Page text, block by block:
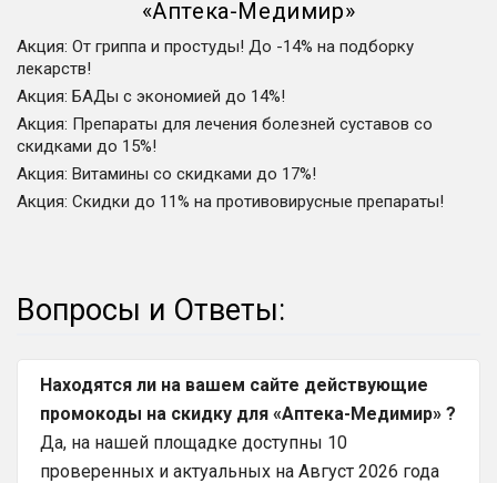
«Аптека-Медимир»
Акция: От гриппа и простуды! До -14% на подборку
лекарств!
Акция: БАДы с экономией до 14%!
Акция: Препараты для лечения болезней суставов со
скидками до 15%!
Акция: Витамины со скидками до 17%!
Акция: Скидки до 11% на противовирусные препараты!
Вопросы и Ответы:
Находятся ли на вашем сайте действующие
промокоды на скидку для «Аптека-Медимир» ?
Да, на нашей площадке доступны 10
проверенных и актуальных на Август 2026 года